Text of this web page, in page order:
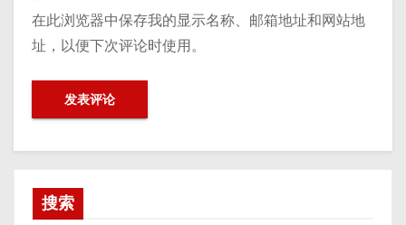
在此浏览器中保存我的显示名称、邮箱地址和网站地
址，以便下次评论时使用。
搜索